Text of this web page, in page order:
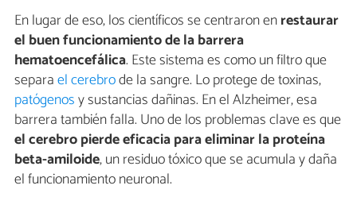
En lugar de eso, los científicos se centraron enrestaurar
el buen funcionamiento de la barrera
hematoencefálica. Este sistema es como un filtro que
separael cerebrode la sangre. Lo protege de toxinas,
patógenosy sustancias dañinas. En el Alzheimer, esa
barrera también falla. Uno de los problemas clave es que
el cerebro pierde eficacia para eliminar la proteína
beta-amiloide, un residuo tóxico que se acumula y daña
el funcionamiento neuronal.